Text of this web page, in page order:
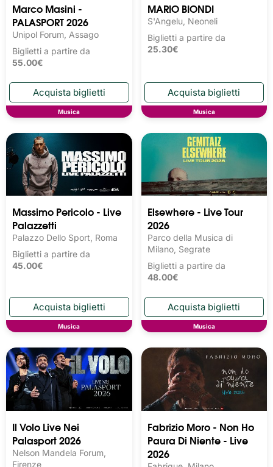
Marco Masini -
PALASPORT 2026
Unipol Forum, Assago
Biglietti a partire da
55.00€
Musica
MARIO BIONDI
S'Angelu, Neoneli
Biglietti a partire da
25.30€
Musica
Massimo Pericolo - Live
Palazzetti
Palazzo Dello Sport, Roma
Biglietti a partire da
45.00€
Musica
Elsewhere - Live Tour
2026
Parco della Musica di
Milano, Segrate
Biglietti a partire da
48.00€
Musica
Il Volo Live Nei
Palasport 2026
Nelson Mandela Forum,
Firenze
Fabrizio Moro - Non Ho
Paura Di Niente - Live
2026